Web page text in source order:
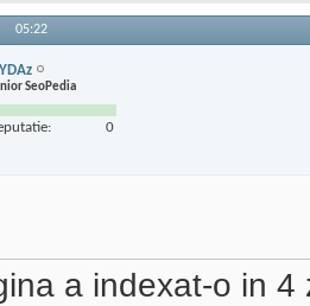
05:22
SeoPedia
0
a indexat-o in 4